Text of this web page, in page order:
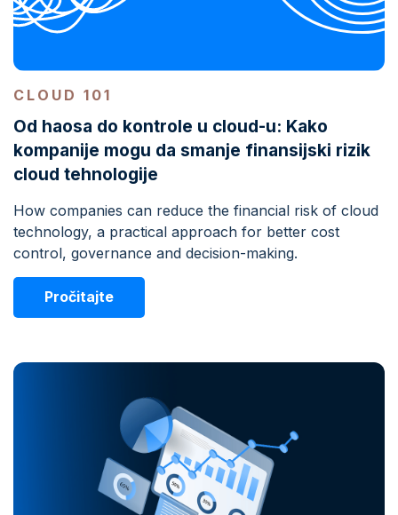
CLOUD 101
Od haosa do kontrole u cloud-u: Kako
kompanije mogu da smanje finansijski rizik
cloud tehnologije
How companies can reduce the financial risk of cloud
technology, a practical approach for better cost
control, governance and decision-making.
Pročitajte